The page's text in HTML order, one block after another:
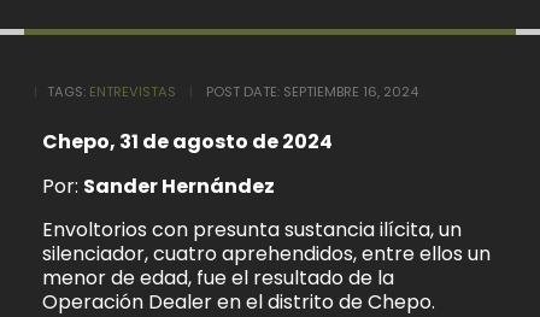
TAGS: ENTREVISTAS POST DATE: SEPTIEMBRE 16, 2024
Chepo, 31 de agosto de 2024
Por: Sander Hernández
Envoltorios con presunta sustancia ilícita, un
silenciador, cuatro aprehendidos, entre ellos un
menor de edad, fue el resultado de la
Operación Dealer en el distrito de Chepo.